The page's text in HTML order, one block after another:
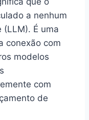
a nenhum
É uma
conexão com
modelos
com
de